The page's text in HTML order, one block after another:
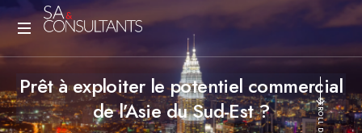
Prêt à exploiter le potentiel commercial
de l’Asie du Sud-Est ?